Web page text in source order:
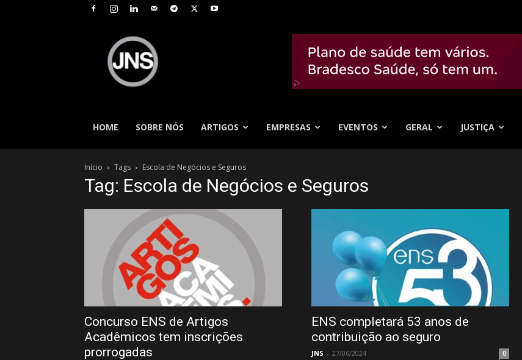
HOME
SOBRE NÓS ARTIGOS EMPRESAS EVENTOS GERAL JUSTIÇA
Início Tags Escola de Negócios e Seguros
Tag: Escola de Negócios e Seguros
Concurso ENS de Artigos
Acadêmicos tem inscrições
prorrogadas
ENS completará 53 anos de
contribuição ao seguro
JNS - 27/06/2024 0